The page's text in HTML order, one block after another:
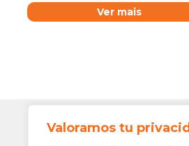
Valoramos tu
Ver mais